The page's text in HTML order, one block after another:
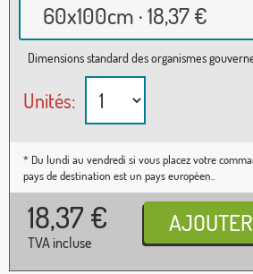
60x100cm · 18,37 €
Dimensions standard des organismes
Unités:
* Du lundi au vendredi si vous placez votre
pays de destination est un pays européen..
18,37 €
TVA incluse